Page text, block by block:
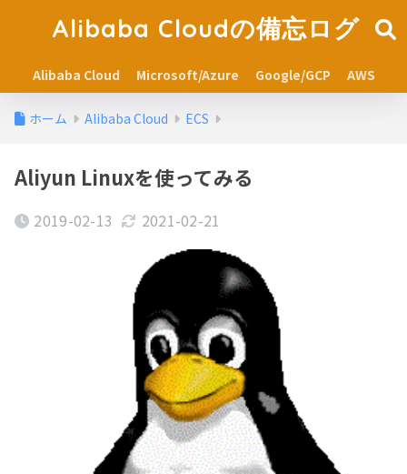
Alibaba Cloudの備忘ログ
Alibaba Cloud Microsoft/Azure Google/GCP AWS
ホーム Alibaba Cloud ECS
Aliyun Linuxを使ってみる
2019-02-13 2021-02-21